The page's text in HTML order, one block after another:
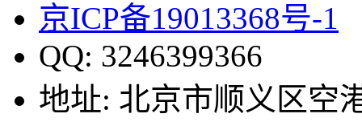
京ICP备19013368号-1
QQ: 3246399366
地址: 北京市顺义区空